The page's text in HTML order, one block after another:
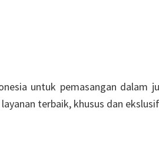
untuk pemasangan dalam
terbaik, khusus dan